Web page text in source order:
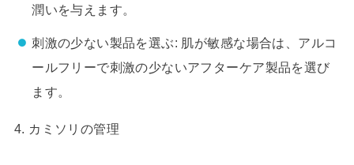
潤いを与えます。
刺激の少ない製品を選ぶ: 肌が敏感な場合は、アルコ
ールフリーで刺激の少ないアフターケア製品を選び
ます。
4. カミソリの管理